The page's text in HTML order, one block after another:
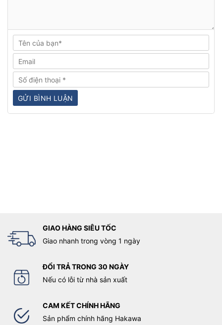
GIAO HÀNG SIÊU TỐC
Giao nhanh trong vòng 1 ngày
ĐỔI TRẢ TRONG 30 NGÀY
Nếu có lỗi từ nhà sản xuất
CAM KẾT CHÍNH HÃNG
Sản phẩm chính hãng Hakawa